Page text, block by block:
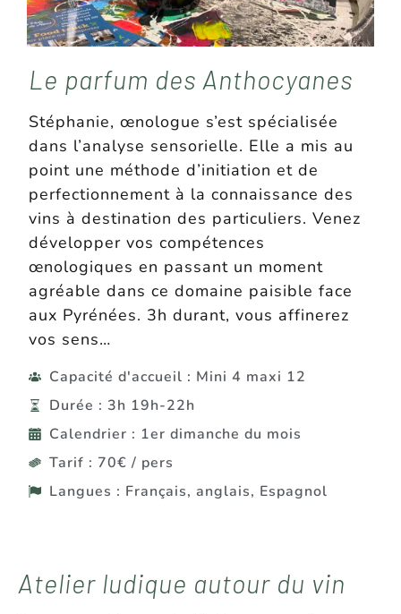
Le parfum des Anthocyanes
Stéphanie, œnologue s’est spécialisée
dans l’analyse sensorielle. Elle a mis au
point une méthode d’initiation et de
perfectionnement à la connaissance des
vins à destination des particuliers. Venez
développer vos compétences
œnologiques en passant un moment
agréable dans ce domaine paisible face
aux Pyrénées. 3h durant, vous affinerez
vos sens…
Capacité d'accueil : Mini 4 maxi 12
Durée : 3h 19h-22h
Calendrier : 1er dimanche du mois
Tarif : 70€ / pers
Langues : Français, anglais, Espagnol
Atelier ludique autour du vin